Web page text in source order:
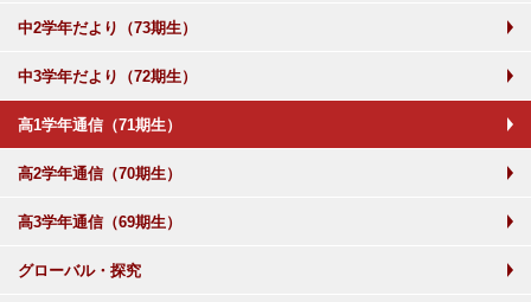
中2学年だより（73期生）
中3学年だより（72期生）
高1学年通信（71期生）
高2学年通信（70期生）
高3学年通信（69期生）
グローバル・探究